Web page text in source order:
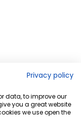
Privacy policy
data, to improve our
you a great website
we use open the